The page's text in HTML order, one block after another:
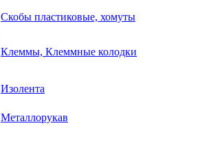
Скобы пластиковые, хомуты
Клеммы, Клеммные колодки
Изолента
Металлорукав